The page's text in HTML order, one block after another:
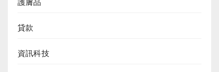
護膚品
貸款
資訊科技